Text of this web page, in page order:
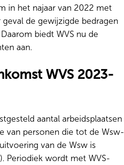
in het najaar van 2022 met
de gewijzigde bedragen
biedt WVS nu de
aan.
WVS 2023-
aantal arbeidsplaatsen
van personen die tot de Wsw-
van de Wsw is
Periodiek wordt met WVS-